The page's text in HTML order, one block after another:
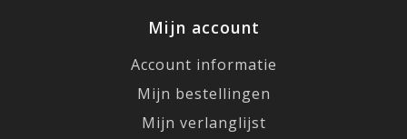
Mijn account
Account informatie
Mijn bestellingen
Mijn verlanglijst